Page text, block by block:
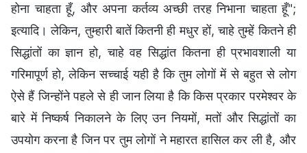
होना चाहता हूँ, और अपना कर्तव्य अच्छी तरह निभाना चाहता हूँ";
इत्यादि। लेकिन, तुम्हारी बातें कितनी ही मधुर हों, चाहे तुम्हें कितने ही
सिद्धांतों का ज्ञान हो, चाहे वह सिद्धांत कितना ही प्रभावशाली या
गरिमापूर्ण हो, लेकिन सच्चाई यही है कि तुम लोगों में से बहुत से लोग
ऐसे हैं जिन्होंने पहले से ही जान लिया है कि किस प्रकार परमेश्वर के
बारे में निष्कर्ष निकालने के लिए उन नियमों, मतों और सिद्धांतों का
उपयोग करना है जिन पर तुम लोगों ने महारत हासिल कर ली है, और